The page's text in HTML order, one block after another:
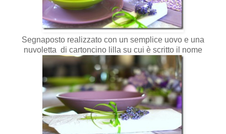
Segnaposto realizzato con un semplice uovo e una
nuvoletta di cartoncino lilla su cui è scritto il nome